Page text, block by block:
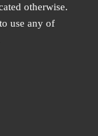
otherwise.
use any of